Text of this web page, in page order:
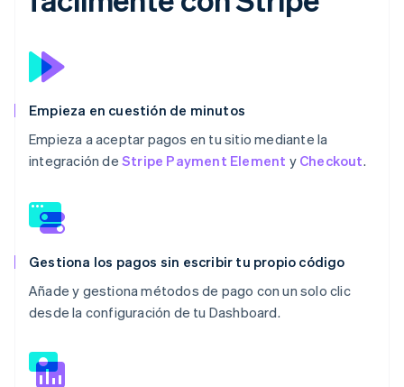
Empieza en cuestión de minutos
Empieza a aceptar pagos en tu sitio mediante la
integración de Stripe Payment Element y Checkout.
Gestiona los pagos sin escribir tu propio código
Añade y gestiona métodos de pago con un solo clic
desde la configuración de tu Dashboard.